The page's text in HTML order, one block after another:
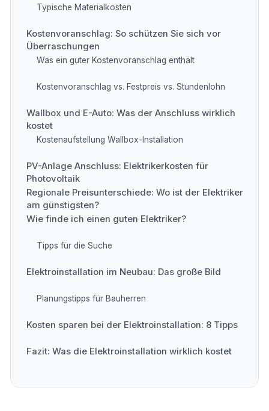
Typische Materialkosten
Kostenvoranschlag: So schützen Sie sich vor
Überraschungen
Was ein guter Kostenvoranschlag enthält
Kostenvoranschlag vs. Festpreis vs. Stundenlohn
Wallbox und E-Auto: Was der Anschluss wirklich
kostet
Kostenaufstellung Wallbox-Installation
PV-Anlage Anschluss: Elektrikerkosten für
Photovoltaik
Regionale Preisunterschiede: Wo ist der Elektriker
am günstigsten?
Wie finde ich einen guten Elektriker?
Tipps für die Suche
Elektroinstallation im Neubau: Das große Bild
Planungstipps für Bauherren
Kosten sparen bei der Elektroinstallation: 8 Tipps
Fazit: Was die Elektroinstallation wirklich kostet